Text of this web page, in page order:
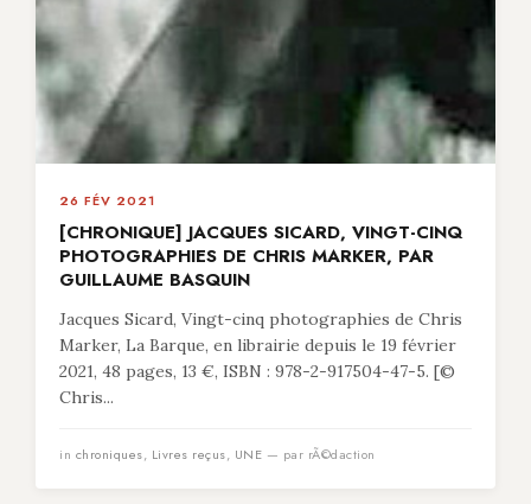
26 FÉV 2021
[CHRONIQUE] JACQUES SICARD, VINGT-CINQ
PHOTOGRAPHIES DE CHRIS MARKER, PAR
GUILLAUME BASQUIN
Jacques Sicard, Vingt-cinq photographies de Chris
Marker, La Barque, en librairie depuis le 19 février
2021, 48 pages, 13 €, ISBN : 978-2-917504-47-5. [©
Chris...
in chroniques, Livres reçus, UNE — par rÃ©daction